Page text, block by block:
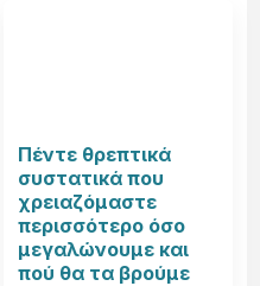
Πέντε θρεπτικά
συστατικά που
χρειαζόμαστε
περισσότερο όσο
μεγαλώνουμε και
πού θα τα βρούμε